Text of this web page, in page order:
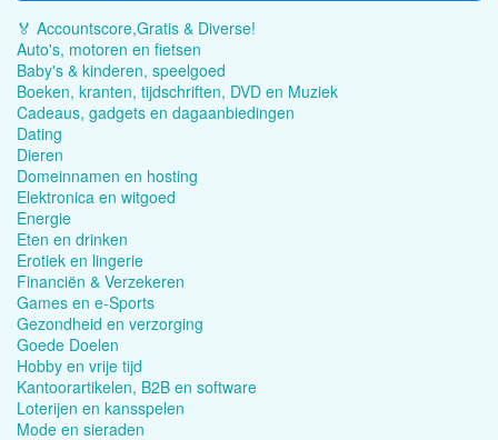
🏅 Accountscore,Gratis & Diverse!
Auto's, motoren en fietsen
Baby's & kinderen, speelgoed
Boeken, kranten, tijdschriften, DVD en Muziek
Cadeaus, gadgets en dagaanbiedingen
Dating
Dieren
Domeinnamen en hosting
Elektronica en witgoed
Energie
Eten en drinken
Erotiek en lingerie
Financiën & Verzekeren
Games en e-Sports
Gezondheid en verzorging
Goede Doelen
Hobby en vrije tijd
Kantoorartikelen, B2B en software
Loterijen en kansspelen
Mode en sieraden